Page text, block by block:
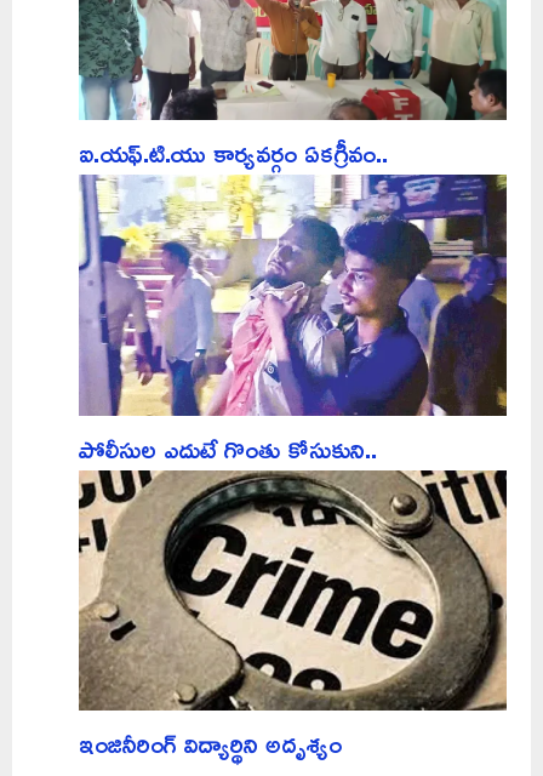
ఐ.యఫ్.టి.యు కార్యవర్గం ఏకగ్రీవం..
పోలీసుల ఎదుటే గొంతు కోసుకుని..
ఇంజినీరింగ్‌ విద్యార్థిని అదృశ్యం